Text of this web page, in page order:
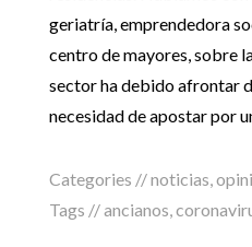
geriatría, emprendedora
centro de mayores, sobre
sector ha debido afrontar
necesidad de apostar por
Categories //noticias,
Tags //ancianos,